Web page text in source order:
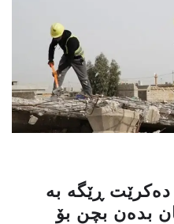
دەکرێت ڕێگە بە
بدەن بچن بۆ